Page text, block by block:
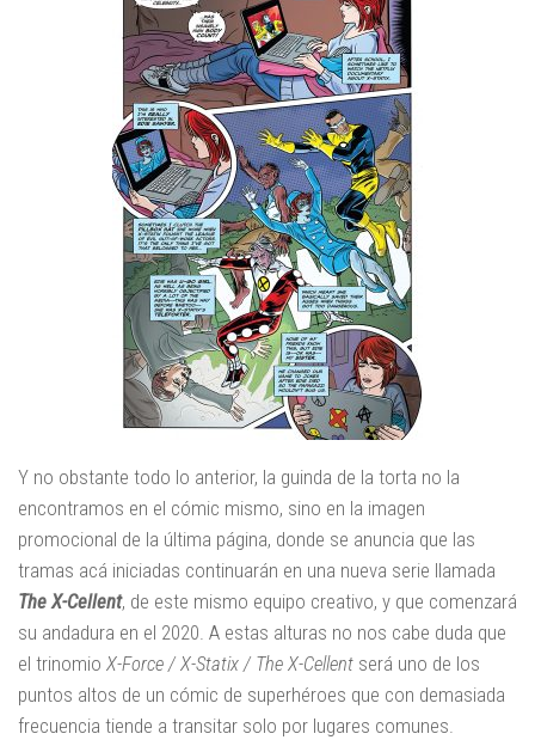
Y no obstante todo lo anterior, la guinda de la torta no la
encontramos en el cómic mismo, sino en la imagen
promocional de la última página, donde se anuncia que las
tramas acá iniciadas continuarán en una nueva serie llamada
The X-Cellent, de este mismo equipo creativo, y que comenzará
su andadura en el 2020. A estas alturas no nos cabe duda que
el trinomio X-Force / X-Statix / The X-Cellent será uno de los
puntos altos de un cómic de superhéroes que con demasiada
frecuencia tiende a transitar solo por lugares comunes.